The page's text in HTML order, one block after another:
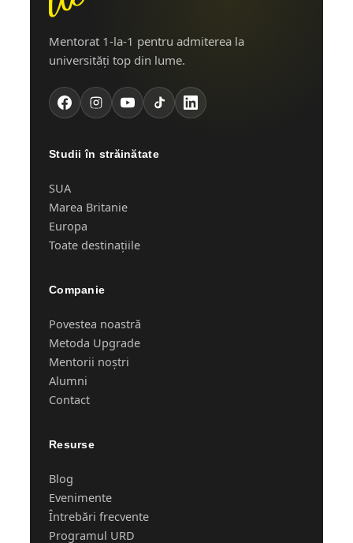
Mentorat 1-la-1 pentru admiterea la
universități top din lume.
Studii în străinătate
SUA
Marea Britanie
Europa
Toate destinațiile
Companie
Povestea noastră
Metoda Upgrade
Mentorii noștri
Alumni
Contact
Resurse
Blog
Evenimente
Întrebări frecvente
Programul URD